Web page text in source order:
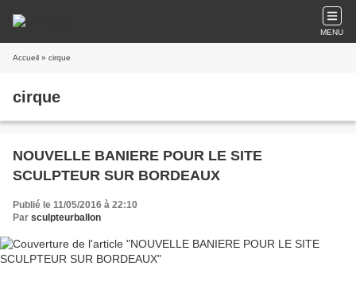
MENU
Accueil » cirque
cirque
NOUVELLE BANIERE POUR LE SITE
SCULPTEUR SUR BORDEAUX
Publié le 11/05/2016 à 22:10
Par sculpteurballon